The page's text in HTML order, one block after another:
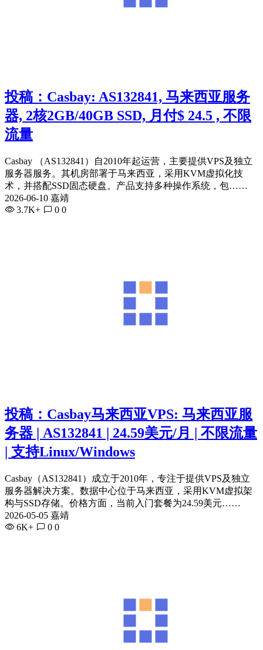
投稿：Casbay: AS132841, 马来西亚服务
器, 2核2GB/40GB SSD, 月付$ 24.5 , 不限
流量
Casbay （AS132841）自2010年起运营，主要提供VPS及独立
服务器服务。其机房部署于马来西亚，采用KVM虚拟化技
术，并搭配SSD固态硬盘。产品支持多种操作系统，包……
2026-06-10 嘉靖
3.7K+
0 0
投稿：Casbay马来西亚VPS: 马来西亚服
务器 | AS132841 | 24.59美元/月 | 不限流量
| 支持Linux/Windows
Casbay（AS132841）成立于2010年，专注于提供VPS及独立
服务器解决方案。数据中心位于马来西亚，采用KVM虚拟架
构与SSD存储。价格方面，当前入门套餐为24.59美元……
2026-05-05 嘉靖
6K+
0 0